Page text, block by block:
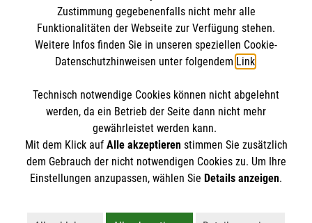
Newsletter abonnieren
Cookies verwalten|AGB|Impressum|Datenschutz
Barrierefreiheit |Kontakt| Sharepoint|Mediathek
Zustimmung gegebenenfalls nicht mehr alle
Funktionalitäten der Webseite zur Verfügung stehen.
Weitere Infos finden Sie in unseren speziellen Cookie-
Datenschutzhinweisen unter folgendem Link.
Technisch notwendige Cookies können nicht abgelehnt
werden, da ein Betrieb der Seite dann nicht mehr
gewährleistet werden kann.
Mit dem Klick auf Alle akzeptierenstimmen Sie zusätzlich
dem Gebrauch der nicht notwendigen Cookies zu. Um Ihre
Einstellungen anzupassen, wählen Sie Details anzeigen.